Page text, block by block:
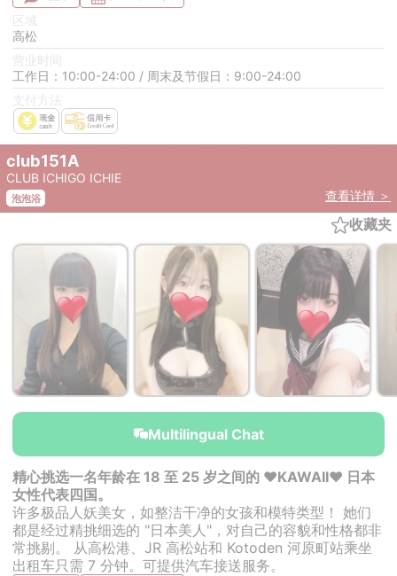
区域
高松
营业时间
工作日：10:00-24:00 / 周末及节假日：9:00-24:00
支付方法
club151A
CLUB ICHIGO ICHIE
泡泡浴
查看详情 ＞
收藏夹
Multilingual Chat
精心挑选一名年龄在 18 至 25 岁之间的 ❤KAWAII❤ 日本
女性代表四国。
许多极品人妖美女，如整洁干净的女孩和模特类型！ 她们
都是经过精挑细选的 "日本美人"，对自己的容貌和性格都非
常挑剔。 从高松港、JR 高松站和 Kotoden 河原町站乘坐
出租车只需 7 分钟。可提供汽车接送服务。